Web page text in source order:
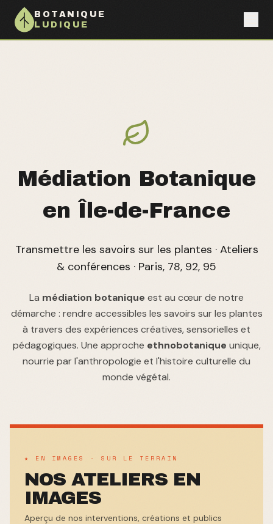
BOTANIQUE
LUDIQUE
Médiation Botanique
en Île-de-France
Transmettre les savoirs sur les plantes · Ateliers
& conférences · Paris, 78, 92, 95
La médiation botanique est au cœur de notre
démarche : rendre accessibles les savoirs sur les plantes
à travers des expériences créatives, sensorielles et
pédagogiques. Une approche ethnobotanique unique,
nourrie par l'anthropologie et l'histoire culturelle du
monde végétal.
★ EN IMAGES · SUR LE TERRAIN
NOS ATELIERS EN
IMAGES
Aperçu de nos interventions, créations et publics